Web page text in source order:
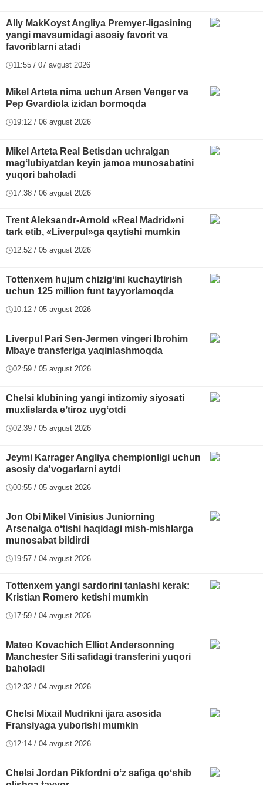
Ally MakKoyst Angliya Premyer-ligasining
yangi mavsumidagi asosiy favorit va
favoriblarni atadi
11:55 / 07 avgust 2026
Mikel Arteta nima uchun Arsen Venger va
Pep Gvardiola izidan bormoqda
19:12 / 06 avgust 2026
Mikel Arteta Real Betisdan uchralgan
magʻlubiyatdan keyin jamoa munosabatini
yuqori baholadi
17:38 / 06 avgust 2026
Trent Aleksandr-Arnold «Real Madrid»ni
tark etib, «Liverpul»ga qaytishi mumkin
12:52 / 05 avgust 2026
Tottenxem hujum chizigʻini kuchaytirish
uchun 125 million funt tayyorlamoqda
10:12 / 05 avgust 2026
Liverpul Pari Sen-Jermen vingeri Ibrohim
Mbaye transferiga yaqinlashmoqda
02:59 / 05 avgust 2026
Chelsi klubining yangi intizomiy siyosati
muxlislarda eʼtiroz uygʻotdi
02:39 / 05 avgust 2026
Jeymi Karrager Angliya chempionligi uchun
asosiy da'vogarlarni aytdi
00:55 / 05 avgust 2026
Jon Obi Mikel Vinisius Juniorning
Arsenalga oʻtishi haqidagi mish-mishlarga
munosabat bildirdi
19:57 / 04 avgust 2026
Tottenxem yangi sardorini tanlashi kerak:
Kristian Romero ketishi mumkin
17:59 / 04 avgust 2026
Mateo Kovachich Elliot Andersonning
Manchester Siti safidagi transferini yuqori
baholadi
12:32 / 04 avgust 2026
Chelsi Mixail Mudrikni ijara asosida
Fransiyaga yuborishi mumkin
12:14 / 04 avgust 2026
Chelsi Jordan Pikfordni oʻz safiga qoʻshib